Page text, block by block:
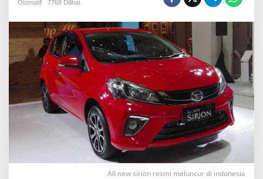
S
a
n
t
a
P
e
n
j
u
a
l
a
Otomatif
7768 Dilihat
All new sirion resmi meluncur di indonesia